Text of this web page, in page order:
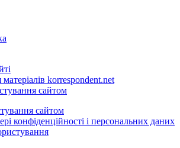
korrespondent.net
сайтом
сайтом
конфіденційності і персональних даних